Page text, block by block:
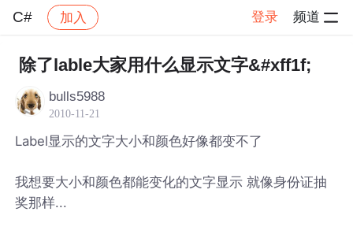
C# 加入 登录 频道
社区 C# 帖子详情
除了lable大家用什么显示文字&#xff1f;
bulls5988
2010-11-21
Label显示的文字大小和颜色好像都变不了
我想要大小和颜色都能变化的文字显示 就像身份证抽
奖那样...